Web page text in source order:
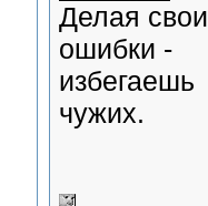
Делая свои
ошибки -
избегаешь
чужих.